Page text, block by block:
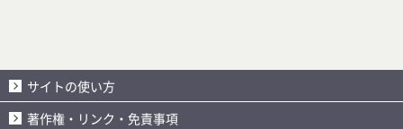
サイトの使い方
著作権・リンク・免責事項